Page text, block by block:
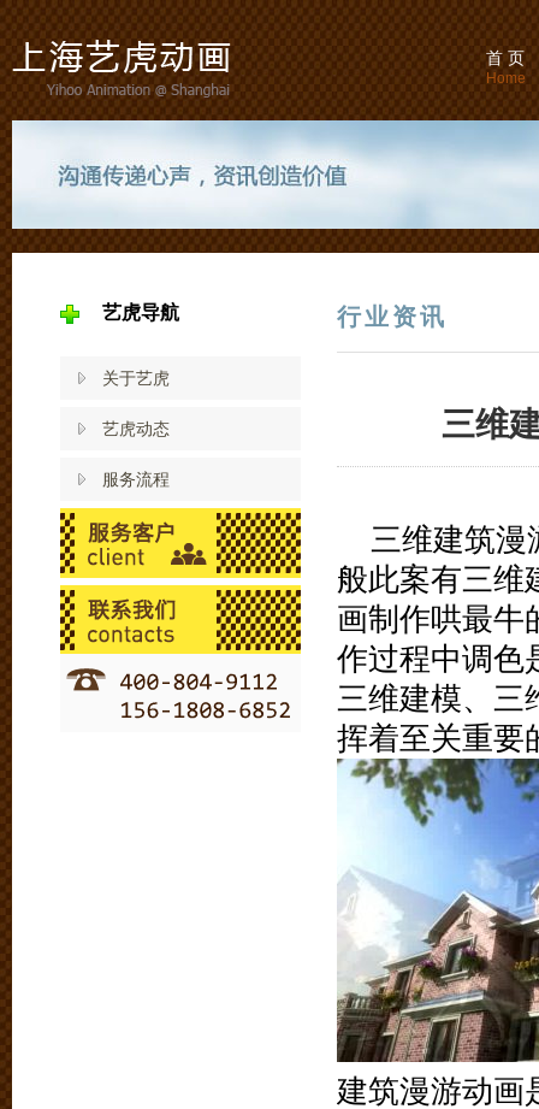
首 页
Home
艺虎导航
关于艺虎
艺虎动态
服务流程
行业资讯
三维
三维建筑漫
般此案有三维
画制作哄最牛
作过程中调色
三维建模、三
挥着至关重要
建筑漫游动画